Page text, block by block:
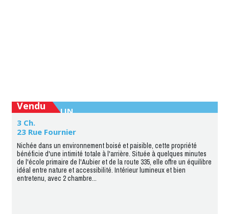
SAINT-LIN
Vendu
3 Ch.
23 Rue Fournier
Nichée dans un environnement boisé et paisible, cette propriété
bénéficie d'une intimité totale à l'arrière. Située à quelques minutes
de l'école primaire de l'Aubier et de la route 335, elle offre un équilibre
idéal entre nature et accessibilité. Intérieur lumineux et bien
entretenu, avec 2 chambre...